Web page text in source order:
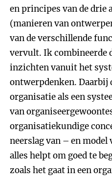
en principes van de drie
(manieren van
van de verschillende
vervult. Ik combineerde
inzichten vanuit het
ontwerpdenken. Daarbij
organisatie als een
van
organisatiekundige
neerslag van – en
alles helpt om goed te
zoals het gaat in een